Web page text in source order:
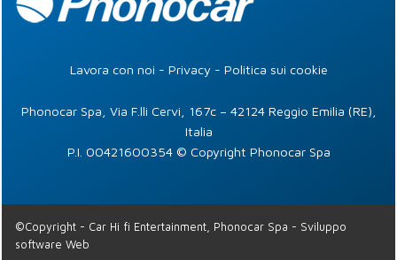
Lavora con noi - Privacy - Politica sui cookie
Phonocar Spa, Via F.lli Cervi, 167c – 42124 Reggio Emilia (RE),
Italia
P.I. 00421600354 © Copyright Phonocar Spa
©Copyright - Car Hi fi Entertainment, Phonocar Spa - Sviluppo
software Web